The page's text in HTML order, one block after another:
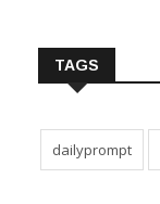
TAGS
dailyprompt